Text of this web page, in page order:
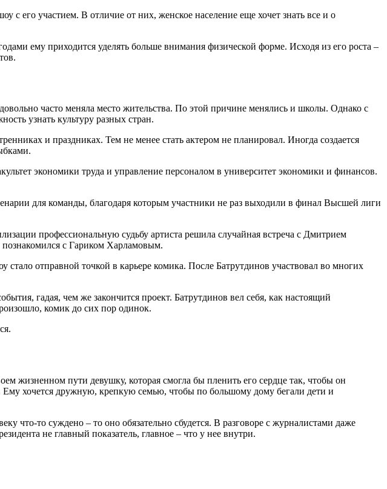
его участием. В отличие от них, женское население еще хочет знать все и о
ему приходится уделять больше внимания физической форме. Исходя из его роста –
часто меняла место жительства. По этой причине менялись и школы. Однако с
узнать культуру разных стран.
и праздниках. Тем не менее стать актером не планировал. Иногда создается
экономики труда и управление персоналом в университет экономики и финансов.
для команды, благодаря которым участники не раз выходили в финал Высшей лиги
профессиональную судьбу артиста решила случайная встреча с Дмитрием
с Гариком Харламовым.
отправной точкой в карьере комика. После Батрутдинов участвовал во многих
гадая, чем же закончится проект. Батрутдинов вел себя, как настоящий
комик до сих пор одинок.
жизненном пути девушку, которая смогла бы пленить его сердце так, чтобы он
хочется дружную, крепкую семью, чтобы по большому дому бегали дети и
что-то суждено – то оно обязательно сбудется. В разговоре с журналистами даже
не главный показатель, главное – что у нее внутри.